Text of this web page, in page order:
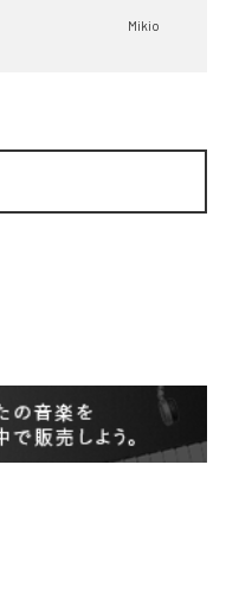
Mikio